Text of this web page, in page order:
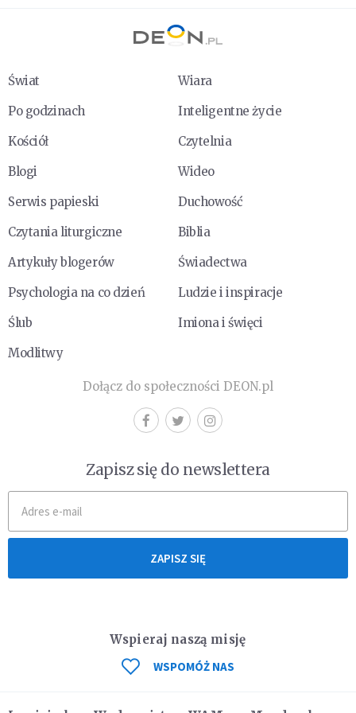
Świat
Wiara
Po godzinach
Inteligentne życie
Kościół
Czytelnia
Blogi
Wideo
Serwis papieski
Duchowość
Czytania liturgiczne
Biblia
Artykuły blogerów
Świadectwa
Psychologia na co dzień
Ludzie i inspiracje
Ślub
Imiona i święci
Modlitwy
Dołącz do społeczności DEON.pl
Zapisz się do newslettera
ZAPISZ SIĘ
Wspieraj naszą misję
WSPOMÓŻ NAS